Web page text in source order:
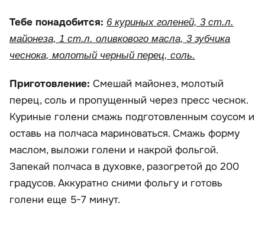
Тебе понадобится: 6 куриных голеней, 3 ст.л.
майонеза, 1 ст.л. оливкового масла, 3 зубчика
чеснока, молотый черный перец, соль.
Приготовление: Смешай майонез, молотый
перец, соль и пропущенный через пресс чеснок.
Куриные голени смажь подготовленным соусом и
оставь на полчаса мариноваться. Смажь форму
маслом, выложи голени и накрой фольгой.
Запекай полчаса в духовке, разогретой до 200
градусов. Аккуратно сними фольгу и готовь
голени еще 5-7 минут.